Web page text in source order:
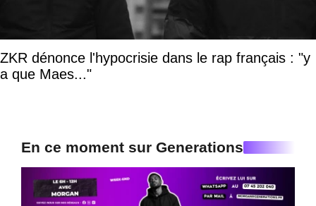
ZKR dénonce l'hypocrisie dans le rap français : "y
a que Maes..."
En ce moment sur Generations